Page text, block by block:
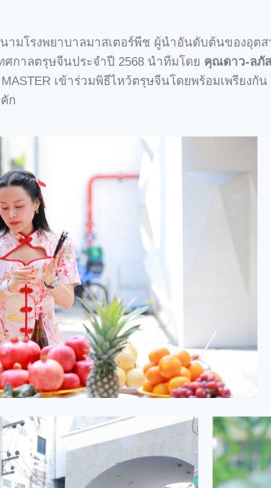
ามโรงพยาบาลมาสเตอร์พีช ผู้นำอันดับต้นของอุต
ทศกาลตรุษจีนประจำปี 2568 นำทีมโดย คุณดาว-ลภั
เข้าร่วมพิธีไหว้ตรุษจีนโดยพร้อมเพรียงกั
ก